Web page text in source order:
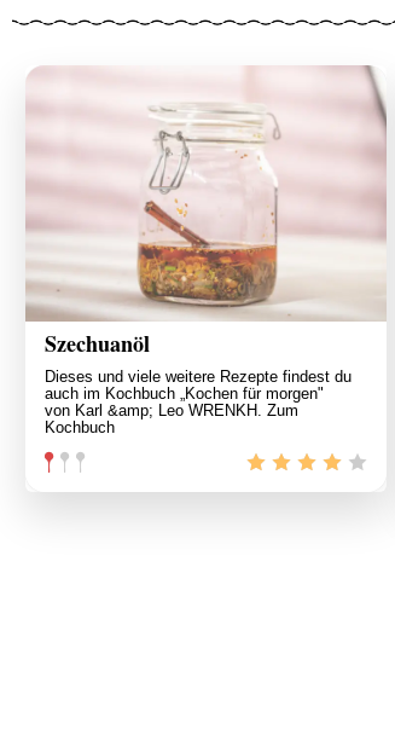
Szechuanöl
Dieses und viele weitere Rezepte findest du
auch im Kochbuch „Kochen für morgen"
von Karl &amp; Leo WRENKH. Zum
Kochbuch